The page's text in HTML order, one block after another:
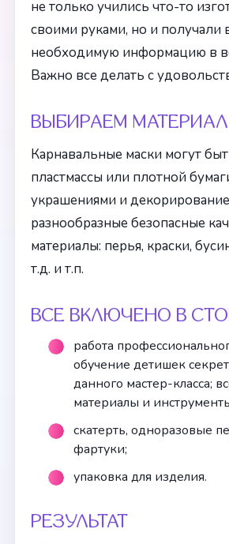
не только учились что-то
своими руками, но и получали
необходимую информацию в
Важно все делать с
ВЫБИРАЕМ МАТЕРИАЛ
Карнавальные маски могут
пластмассы или плотной
украшениями и
разнообразные безопасные
материалы: перья, краски,
т.д. и т.п.
ВСЕ ВКЛЮЧЕНО В
работа
обучение детишек
данного мастер-класса;
материалы и
скатерть, одноразовые
фартуки;
упаковка для изделия.
РЕЗУЛЬТАТ